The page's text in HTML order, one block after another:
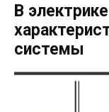
В
системы